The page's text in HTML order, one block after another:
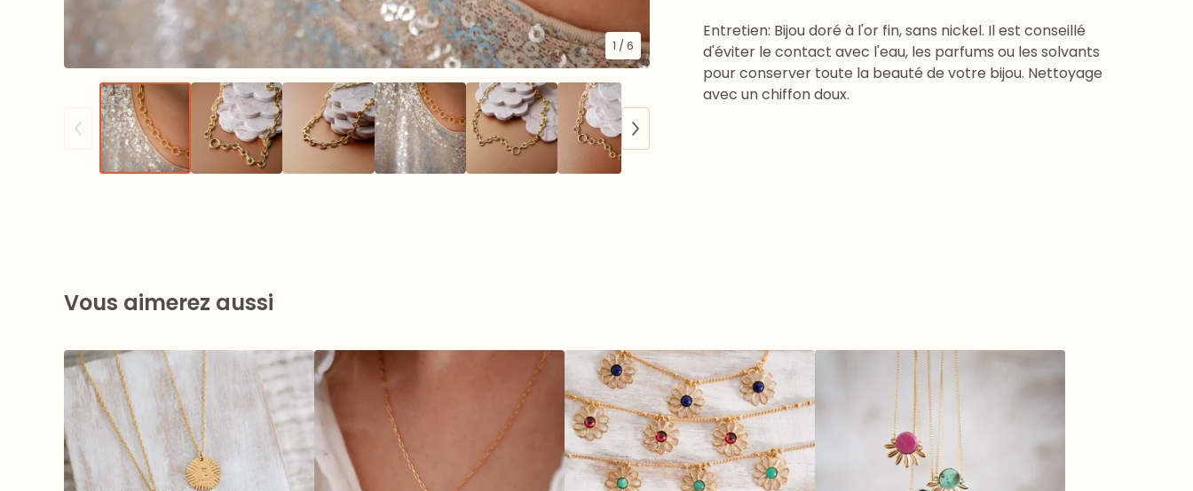
1 / 6
Entretien: Bijou doré à l'or fin, sans nickel. Il est conseillé
d'éviter le contact avec l'eau, les parfums ou les solvants
pour conserver toute la beauté de votre bijou. Nettoyage
avec un chiffon doux.
Vous aimerez aussi